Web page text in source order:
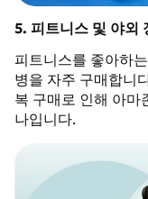
5. 피트니스 및 야외
피트니스를 좋아하
병을 자주 구매합니
복 구매로 인해 아마
나입니다.